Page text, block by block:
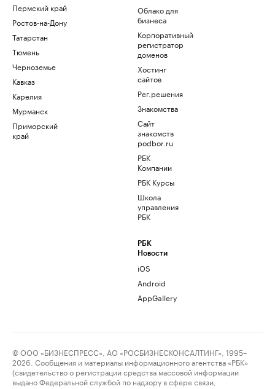
Пермский край
Ростов-на-Дону
Татарстан
Тюмень
Черноземье
Кавказ
Карелия
Мурманск
Приморский
край
Облако для
бизнеса
Корпоративный
регистратор
доменов
Хостинг
сайтов
Рег.решения
Знакомства
Сайт
знакомств
podbor.ru
РБК
Компании
РБК Курсы
Школа
управления
РБК
РБК
Новости
iOS
Android
AppGallery
© ООО «БИЗНЕСПРЕСС», АО «РОСБИЗНЕСКОНСАЛТИНГ», 1995–
2026. Сообщения и материалы информационного агентства «РБК»
(свидетельство о регистрации средства массовой информации
выдано Федеральной службой по надзору в сфере связи,